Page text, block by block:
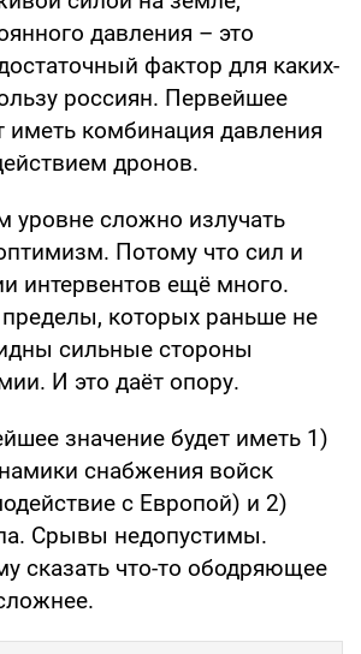
давления – это
фактор для каких-
россиян. Первейшее
иметь комбинация давления
дронов.
уровне сложно излучать
Потому что сил и
интервентов ещё много.
которых раньше не
сильные стороны
И это даёт опору.
значение будет иметь 1)
снабжения войск
с Европой) и 2)
Срывы недопустимы.
сказать что-то ободряющее